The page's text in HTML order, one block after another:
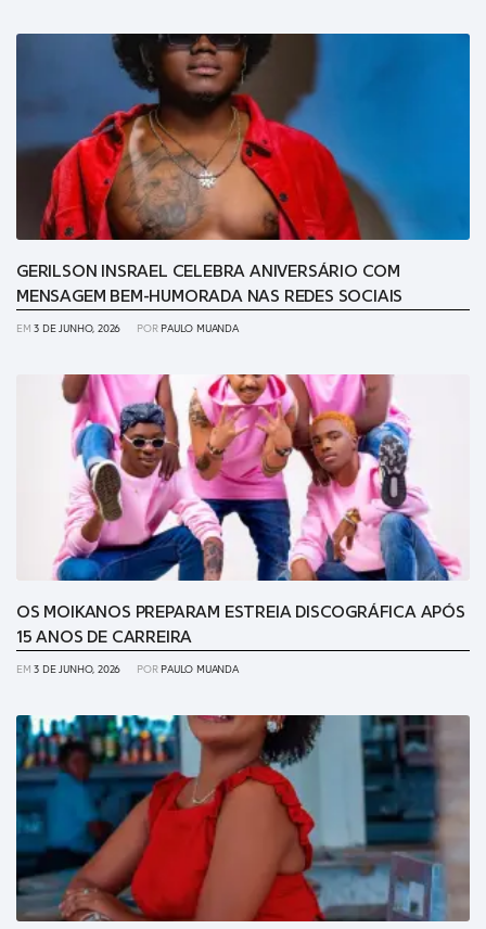
GERILSON INSRAEL CELEBRA ANIVERSÁRIO COM
MENSAGEM BEM-HUMORADA NAS REDES SOCIAIS
EM3 DE JUNHO, 2026 POR PAULO MUANDA
OS MOIKANOS PREPARAM ESTREIA DISCOGRÁFICA APÓS
15 ANOS DE CARREIRA
EM3 DE JUNHO, 2026 POR PAULO MUANDA